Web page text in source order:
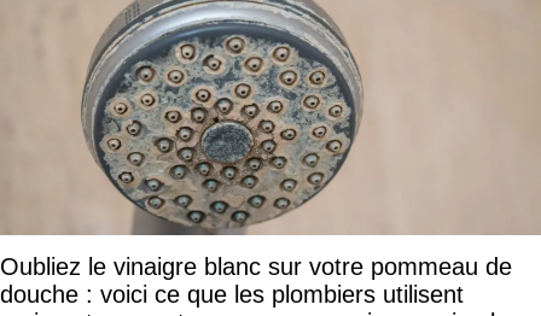
Oubliez le vinaigre blanc sur votre pommeau de
douche : voici ce que les plombiers utilisent